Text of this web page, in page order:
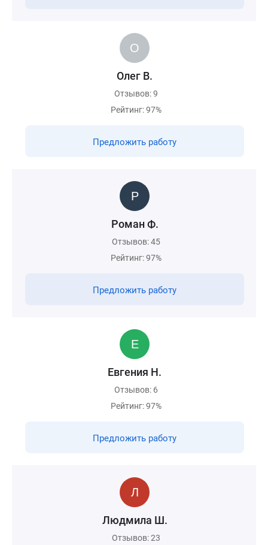
Олег В.
Отзывов: 9
Рейтинг: 97%
Предложить работу
Роман Ф.
Отзывов: 45
Рейтинг: 97%
Предложить работу
Евгения Н.
Отзывов: 6
Рейтинг: 97%
Предложить работу
Людмила Ш.
Отзывов: 23